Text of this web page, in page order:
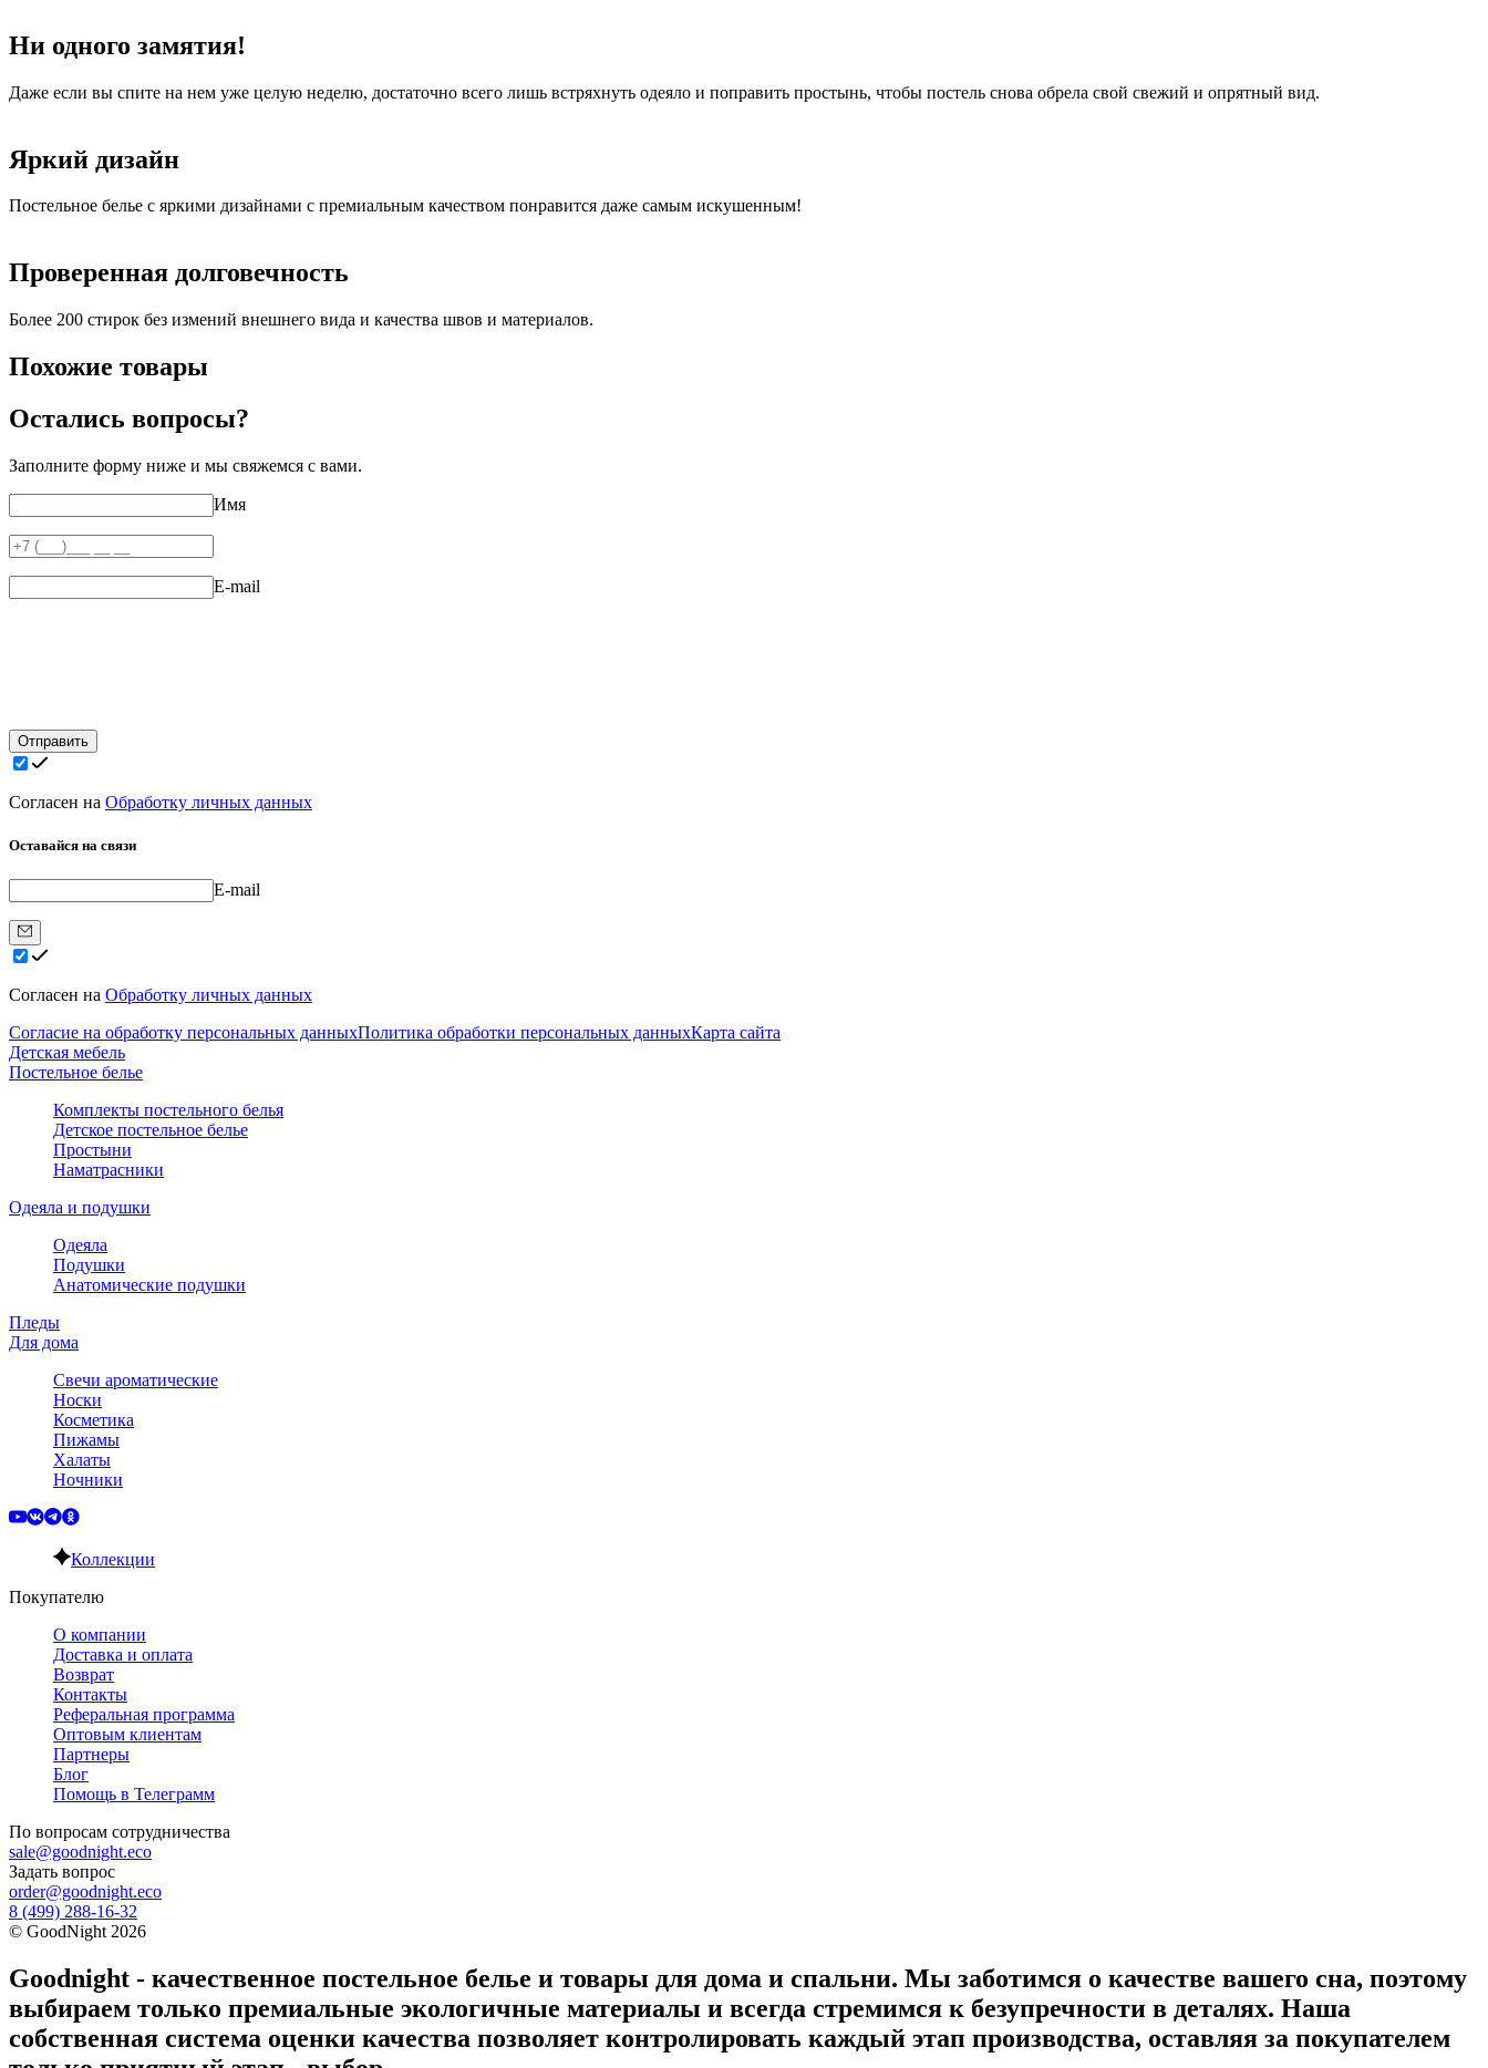
Ни одного замятия!
Даже если вы спите на нем уже целую неделю, достаточно всего лишь встряхнуть одеяло и поправить простынь, чтобы постель снова обрела свой свежий и опрятный вид.
Яркий дизайн
Постельное белье с яркими дизайнами с премиальным качеством понравится даже самым искушенным!
Проверенная долговечность
Более 200 стирок без измений внешнего вида и качества швов и материалов.
Похожие товары
Остались вопросы?
Заполните форму ниже и мы свяжемся с вами.
Имя
E-mail
Отправить
Согласен на Обработку личных данных
Оставайся на связи
E-mail
Согласен на Обработку личных данных
Согласие на обработку персональных данныхПолитика обработки персональных данныхКарта сайта
Детская мебель
Постельное белье
Комплекты постельного белья
Детское постельное белье
Простыни
Наматрасники
Одеяла и подушки
Одеяла
Подушки
Анатомические подушки
Пледы
Для дома
Свечи ароматические
Носки
Косметика
Пижамы
Халаты
Ночники
Коллекции
Покупателю
О компании
Доставка и оплата
Возврат
Контакты
Реферальная программа
Оптовым клиентам
Партнеры
Блог
Помощь в Телеграмм
По вопросам сотрудничества
sale@goodnight.eco
Задать вопрос
order@goodnight.eco
8 (499) 288-16-32
© GoodNight 2026
Goodnight - качественное постельное белье и товары для дома и спальни. Мы заботимся о качестве вашего сна, поэтому
выбираем только премиальные экологичные материалы и всегда стремимся к безупречности в деталях. Наша
собственная система оценки качества позволяет контролировать каждый этап производства, оставляя за покупателем